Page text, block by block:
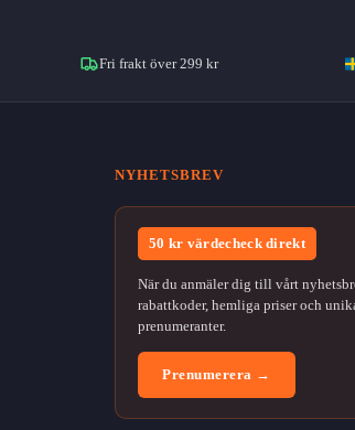
Fri frakt över 299 kr
NYHETSBREV
50 kr värdecheck direkt
När du anmäler dig till vårt
rabattkoder, hemliga priser och
prenumeranter.
Prenumerera →